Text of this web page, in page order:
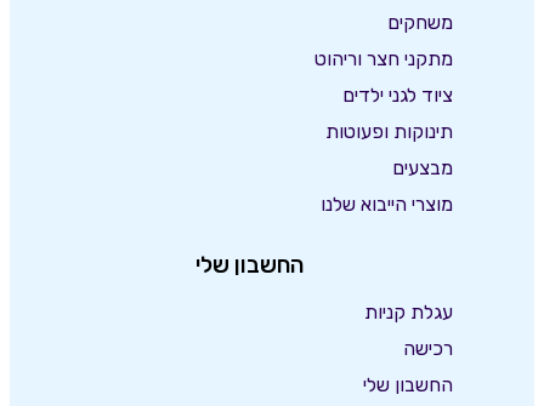
משחקים
מתקני חצר וריהוט
ציוד לגני ילדים
תינוקות ופעוטות
מבצעים
מוצרי הייבוא שלנו
החשבון שלי
עגלת קניות
רכישה
החשבון שלי